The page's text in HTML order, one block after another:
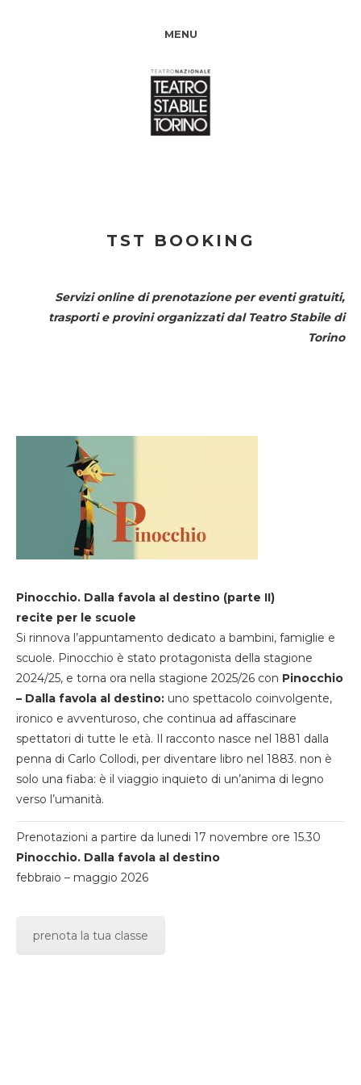
MENU
TST BOOKING
Servizi online di prenotazione per eventi gratuiti,
trasporti e provini organizzati dal Teatro Stabile di
Torino
Pinocchio. Dalla favola al destino (parte II)
recite per le scuole
Si rinnova l’appuntamento dedicato a bambini, famiglie e
scuole. Pinocchio è stato protagonista della stagione
2024/25, e torna ora nella stagione 2025/26 con Pinocchio
– Dalla favola al destino: uno spettacolo coinvolgente,
ironico e avventuroso, che continua ad affascinare
spettatori di tutte le età. Il racconto nasce nel 1881 dalla
penna di Carlo Collodi, per diventare libro nel 1883. non è
solo una fiaba: è il viaggio inquieto di un’anima di legno
verso l’umanità.
Prenotazioni a partire da lunedi 17 novembre ore 15.30
Pinocchio. Dalla favola al destino
febbraio – maggio 2026
prenota la tua classe